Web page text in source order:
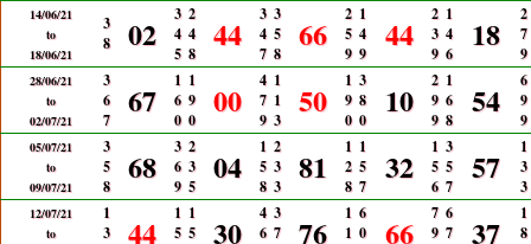
14/06/21
to
18/06/21
3
8
02
3
4
5
2
4
8
44
3
4
7
3
5
8
66
2
5
9
1
4
9
44
2
3
9
1
4
6
18
2
7
9
28/06/21
to
02/07/21
3
6
7
67
1
6
0
1
9
0
00
4
7
9
1
1
3
50
1
9
0
3
8
0
10
2
9
9
1
6
8
54
6
9
9
05/07/21
to
09/07/21
3
5
8
68
3
6
9
2
3
5
04
1
5
8
2
3
3
81
1
2
8
1
5
7
32
1
5
6
3
5
7
57
1
3
3
12/07/21
to
1
3
44
1
5
1
5
30
4
6
3
7
76
1
1
6
0
66
7
9
6
7
37
1
8